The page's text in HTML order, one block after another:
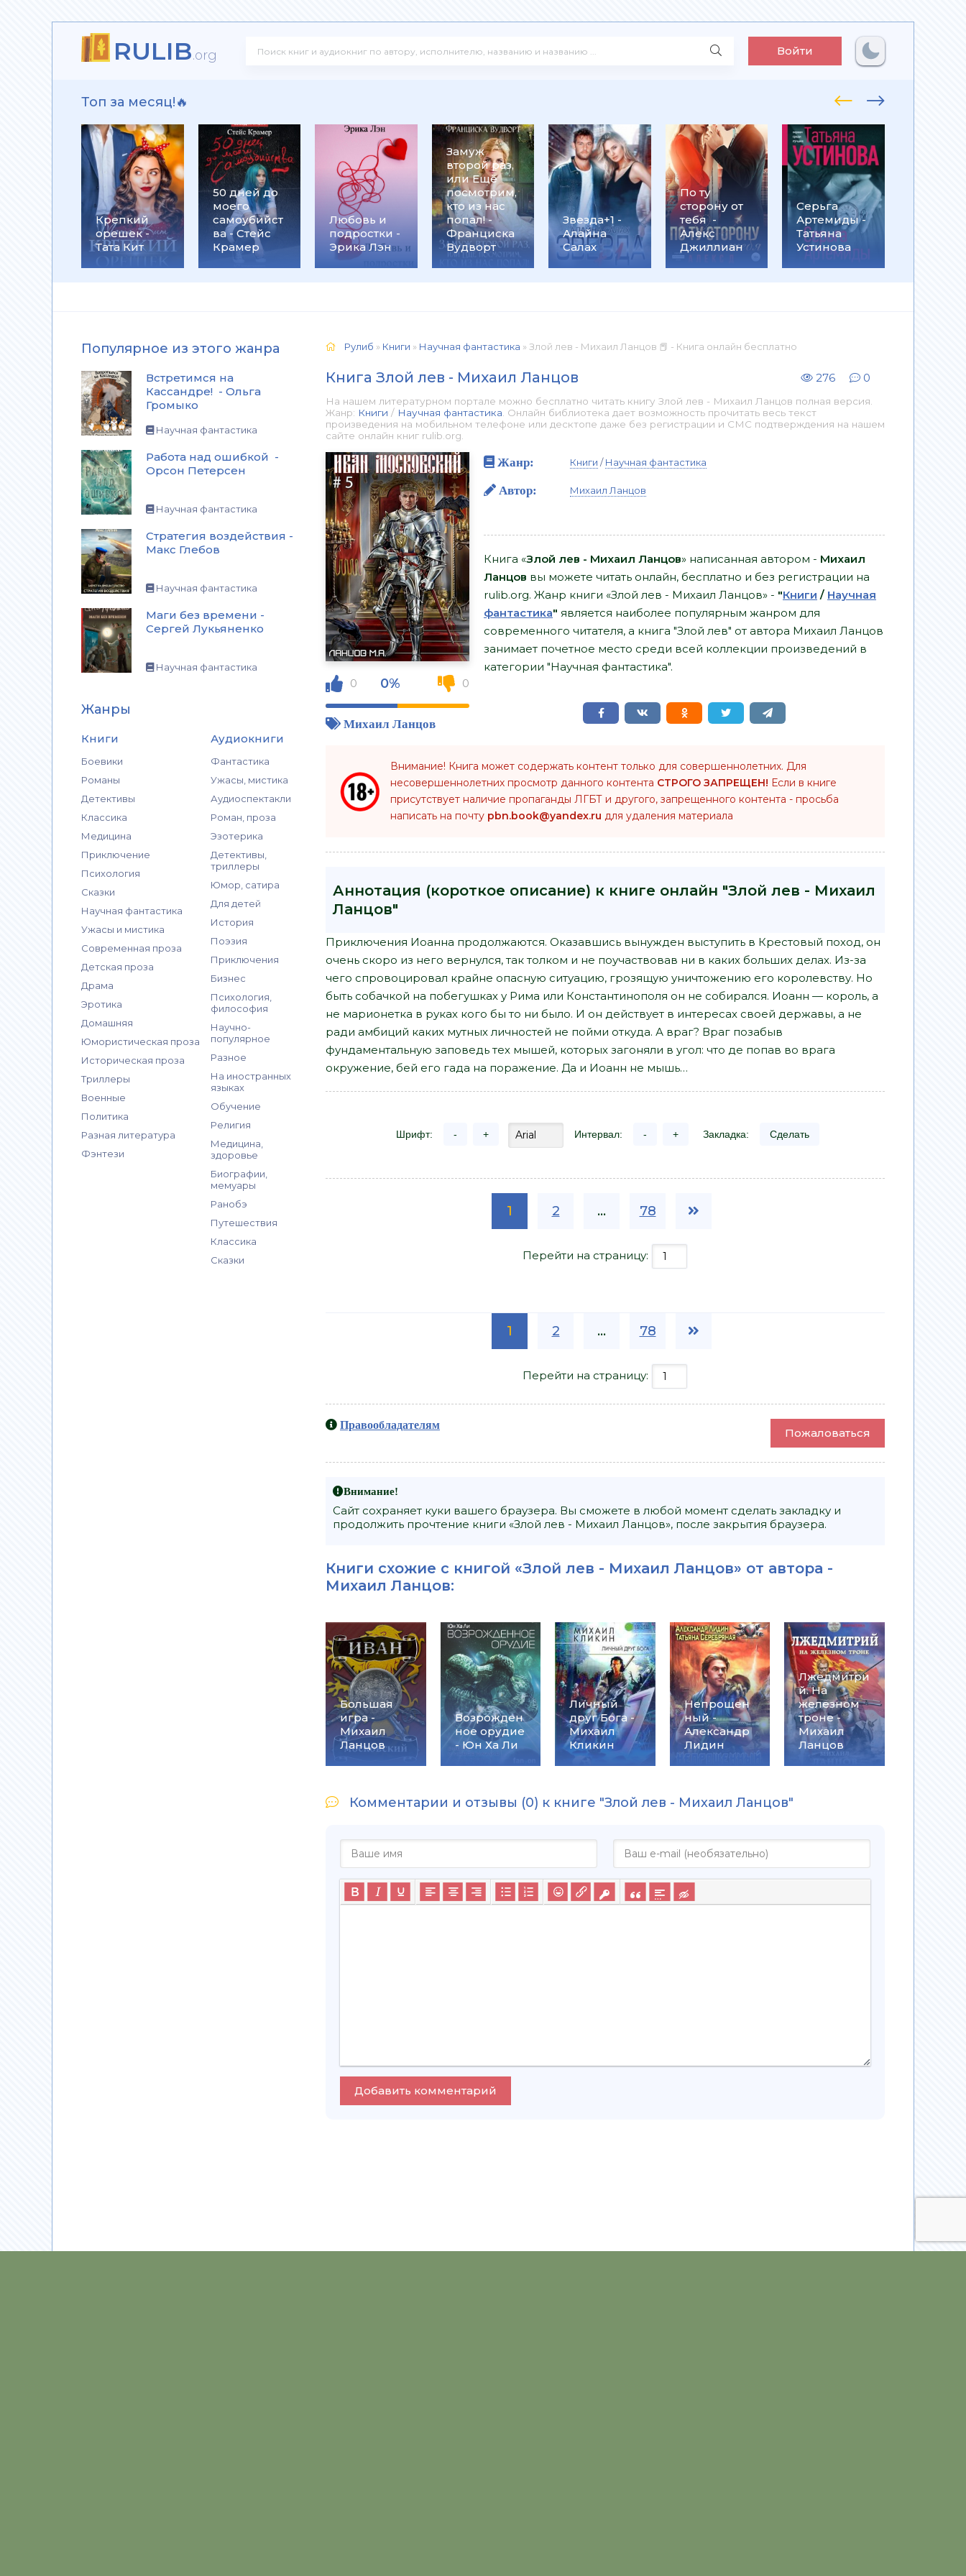
RULIB.org Войти
Топ за месяц!🔥
Крепкий
орешек -
Тата Кит
50 дней до
моего
самоубийст
ва - Стейс
Крамер
Любовь и
подростки -
Эрика Лэн
Замуж
второй раз,
или Ещё
посмотрим,
кто из нас
попал! -
Франциска
Вудворт
Звезда+1 -
Алайна
Салах
По ту
сторону от
тебя -
Алекс
Джиллиан
Серьга
Артемиды -
Татьяна
Устинова
на
- Ольга
Громыко
Популярное из этого жанра
Встретимся на
Кассандре! - Ольга
Громыко
Научная фантастика
Работа над ошибкой -
Орсон Петерсен
Научная фантастика
Стратегия воздействия -
Макс Глебов
Научная фантастика
Маги без времени -
Сергей Лукьяненко
Научная фантастика
Жанры
Книги
Боевики
Романы
Детективы
Классика
Медицина
Приключение
Психология
Сказки
Научная фантастика
Ужасы и мистика
Современная проза
Детская проза
Драма
Эротика
Домашняя
Юмористическая проза
Историческая проза
Триллеры
Военные
Политика
Разная литература
Фэнтези
Аудиокниги
Фантастика
Ужасы, мистика
Аудиоспектакли
Роман, проза
Эзотерика
Детективы,
триллеры
Юмор, сатира
Для детей
История
Поэзия
Приключения
Бизнес
Психология,
философия
Научно-
популярное
Разное
На иностранных
языках
Обучение
Религия
Медицина,
здоровье
Биографии,
мемуары
Ранобэ
Путешествия
Классика
Сказки
Рулиб » Книги » Научная фантастика » Злой лев - Михаил Ланцов 📕 - Книга онлайн бесплатно
Книга Злой лев - Михаил Ланцов 276 0
На нашем литературном портале можно бесплатно читать книгу Злой лев - Михаил Ланцов полная версия.
Жанр: Книги / Научная фантастика . Онлайн библиотека дает возможность прочитать весь текст
произведения на мобильном телефоне или десктопе даже без регистрации и СМС подтверждения на нашем
сайте онлайн книг rulib.org.
0 0% 0
Михаил Ланцов
Жанр: Книги /Научная фантастика
Автор: Михаил Ланцов
Книга «Злой лев - Михаил Ланцов» написанная автором - Михаил
Ланцов вы можете читать онлайн, бесплатно и без регистрации на
rulib.org. Жанр книги «Злой лев - Михаил Ланцов» - "Книги / Научная
фантастика" является наиболее популярным жанром для
современного читателя, а книга "Злой лев" от автора Михаил Ланцов
занимает почетное место среди всей коллекции произведений в
категории "Научная фантастика".
Внимание! Книга может содержать контент только для совершеннолетних. Для
несовершеннолетних просмотр данного контента СТРОГО ЗАПРЕЩЕН! Если в книге
присутствует наличие пропаганды ЛГБТ и другого, запрещенного контента - просьба
написать на почту pbn.book@yandex.ru для удаления материала
Аннотация (короткое описание) к книге онлайн "Злой лев - Михаил
Ланцов"
Приключения Иоанна продолжаются. Оказавшись вынужден выступить в Крестовый поход, он
очень скоро из него вернулся, так толком и не поучаствовав ни в каких больших делах. Из-за
чего спровоцировал крайне опасную ситуацию, грозящую уничтожению его королевству. Но
быть собачкой на побегушках у Рима или Константинополя он не собирался. Иоанн — король, а
не марионетка в руках кого бы то ни было. И он действует в интересах своей державы, а не
ради амбиций каких мутных личностей не пойми откуда. А враг? Враг позабыв
фундаментальную заповедь тех мышей, которых загоняли в угол: что де попав во врага
окружение, бей его гада на поражение. Да и Иоанн не мышь…
Шрифт: - + Интервал: - + Закладка: Сделать
1 2 ... 78
Перейти на страницу:
1 2 ... 78
Перейти на страницу:
Правообладателям
Пожаловаться
Внимание!
Сайт сохраняет куки вашего браузера. Вы сможете в любой момент сделать закладку и
продолжить прочтение книги «Злой лев - Михаил Ланцов», после закрытия браузера.
Книги схожие с книгой «Злой лев - Михаил Ланцов» от автора -
Михаил Ланцов:
Большая
игра -
Михаил
Ланцов
Возрожден
ное орудие
- Юн Ха Ли
Личный
друг Бога -
Михаил
Кликин
Непрощен
ный -
Александр
Лидин
Лжедмитри
й. На
железном
троне -
Михаил
Ланцов
Комментарии и отзывы (0) к книге "Злой лев - Михаил Ланцов"
Добавить комментарий
- Ольга Громыко
Петерсен
Глебов
Лукьяненко